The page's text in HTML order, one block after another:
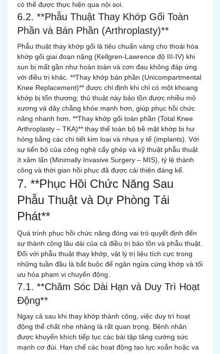
có thể được thực hiện qua nội soi.
6.2. **Phẫu Thuật Thay Khớp Gối Toàn
Phần và Bán Phần (Arthroplasty)**
Phẫu thuật thay khớp gối là tiêu chuẩn vàng cho thoái hóa
khớp gối giai đoạn nặng (Kellgren-Lawrence độ III-IV) khi
sụn bị mất gần như hoàn toàn và cơn đau không đáp ứng
với điều trị khác. **Thay khớp bán phần (Unicompartmental
Knee Replacement)** được chỉ định khi chỉ có một khoang
khớp bị tổn thương; thủ thuật này bảo tồn được nhiều mô
xương và dây chằng khỏe mạnh hơn, giúp phục hồi chức
năng nhanh hơn. **Thay khớp gối toàn phần (Total Knee
Arthroplasty – TKA)** thay thế toàn bộ bề mặt khớp bị hư
hỏng bằng các chi tiết kim loại và nhựa y tế (implants). Với
sự tiến bộ của công nghệ cấy ghép và kỹ thuật phẫu thuật
ít xâm lấn (Minimally Invasive Surgery – MIS), tỷ lệ thành
công và thời gian hồi phục đã được cải thiện đáng kể.
7. **Phục Hồi Chức Năng Sau
Phẫu Thuật và Dự Phòng Tái
Phát**
Quá trình phục hồi chức năng đóng vai trò quyết định đến
sự thành công lâu dài của cả điều trị bảo tồn và phẫu thuật.
Đối với phẫu thuật thay khớp, vật lý trị liệu tích cực trong
những tuần đầu là bắt buộc để ngăn ngừa cứng khớp và tối
ưu hóa phạm vi chuyển động.
7.1. **Chăm Sóc Dài Hạn và Duy Trì Hoạt
Động**
Ngay cả sau khi thay khớp thành công, việc duy trì hoạt
động thể chất nhẹ nhàng là rất quan trọng. Bệnh nhân
được khuyến khích tiếp tục các bài tập tăng cường sức
mạnh cơ đùi. Hạn chế các hoạt động tạo lực xoắn hoặc va